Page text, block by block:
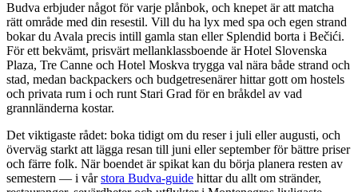
Budva erbjuder något för varje plånbok, och knepet är att matcha
rätt område med din resestil. Vill du ha lyx med spa och egen strand
bokar du Avala precis intill gamla stan eller Splendid borta i Bečići.
För ett bekvämt, prisvärt mellanklassboende är Hotel Slovenska
Plaza, Tre Canne och Hotel Moskva trygga val nära både strand och
stad, medan backpackers och budgetresenärer hittar gott om hostels
och privata rum i och runt Stari Grad för en bråkdel av vad
grannländerna kostar.
Det viktigaste rådet: boka tidigt om du reser i juli eller augusti, och
överväg starkt att lägga resan till juni eller september för bättre priser
och färre folk. När boendet är spikat kan du börja planera resten av
semestern — i vårstora Budva-guide hittar du allt om stränder,